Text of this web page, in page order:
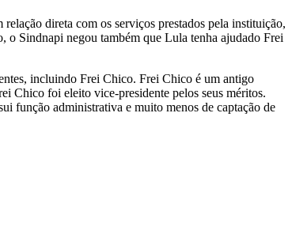
direta com os serviços prestados pela instituição,
o Sindnapi negou também que Lula tenha ajudado Frei
incluindo Frei Chico. Frei Chico é um antigo
Chico foi eleito vice-presidente pelos seus méritos.
função administrativa e muito menos de captação de